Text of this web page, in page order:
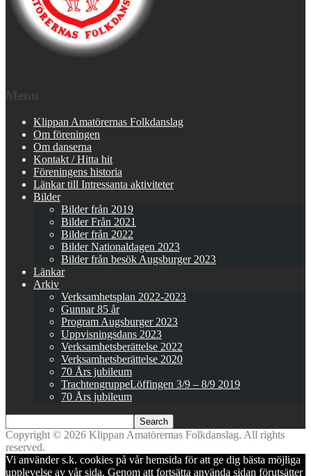
Menu
Klippan Amatörernas Folkdanslag
Om föreningen
Om danserna
Kontakt / Hitta hit
Föreningens historia
Länkar till Intressanta aktiviteter
Bilder
Bilder från 2019
Bilder Från 2021
Bilder från 2022
Bilder Nationaldagen 2023
Bilder från besök Augsburger 2023
Länkar
Arkiv
Verksamhetsplan 2022-2023
Gunnar 85 år
Program Augsburger 2023
Uppvisningsdans 2023
Verksamhetsberättelse 2022
Verksamhetsberättelse 2020
70 Års jubileum
TrachtengruppeLöffingen 3/9 – 8/9 2019
70 Års jubileum
Copyright © 2026 Klippan Amatörernas Folkdanslag. All rights
reserved.
Vi använder s.k. cookies på vår hemsida för att ge dig bästa möjliga
upplevelse av vår sida. Genom att fortsätta använda sidan förutsätter